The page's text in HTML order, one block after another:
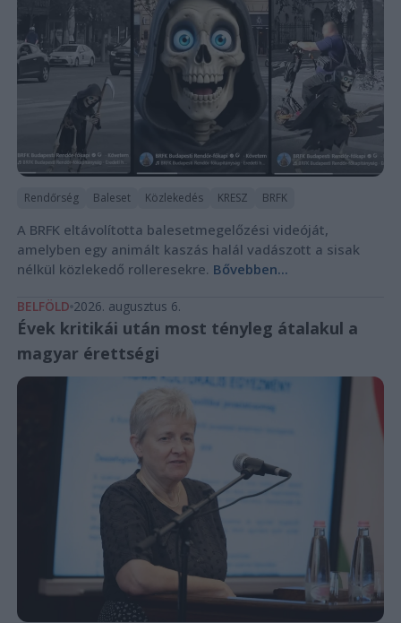
Rendőrség Baleset Közlekedés KRESZ BRFK
A BRFK eltávolította balesetmegelőzési videóját,
amelyben egy animált kaszás halál vadászott a sisak
nélkül közlekedő rolleresekre. Bővebben...
BELFÖLD 2026. augusztus 6.
Évek kritikái után most tényleg átalakul a
magyar érettségi